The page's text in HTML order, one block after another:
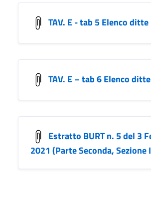
TAV. E - tab 5 Elenco ditte
TAV. E – tab 6 Elenco ditte
Estratto BURT n. 5 del 3
2021 (Parte Seconda, Sezione